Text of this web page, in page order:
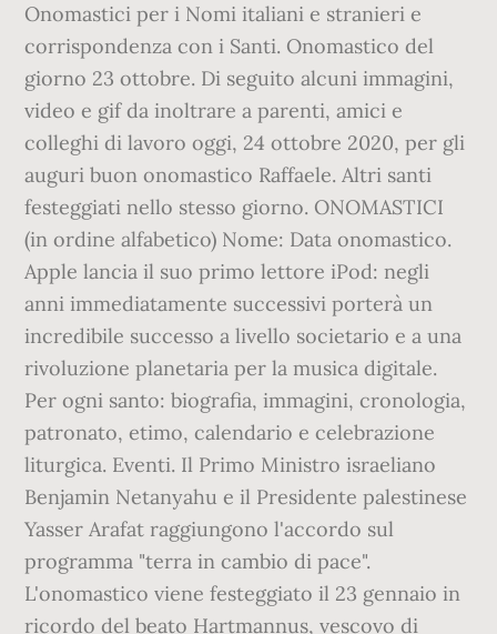
Onomastici per i Nomi italiani e stranieri e
corrispondenza con i Santi. Onomastico del
giorno 23 ottobre. Di seguito alcuni immagini,
video e gif da inoltrare a parenti, amici e
colleghi di lavoro oggi, 24 ottobre 2020, per gli
auguri buon onomastico Raffaele. Altri santi
festeggiati nello stesso giorno. ONOMASTICI
(in ordine alfabetico) Nome: Data onomastico.
Apple lancia il suo primo lettore iPod: negli
anni immediatamente successivi porterà un
incredibile successo a livello societario e a una
rivoluzione planetaria per la musica digitale.
Per ogni santo: biografia, immagini, cronologia,
patronato, etimo, calendario e celebrazione
liturgica. Eventi. Il Primo Ministro israeliano
Benjamin Netanyahu e il Presidente palestinese
Yasser Arafat raggiungono l'accordo sul
programma "terra in cambio di pace".
L'onomastico viene festeggiato il 23 gennaio in
ricordo del beato Hartmannus, vescovo di